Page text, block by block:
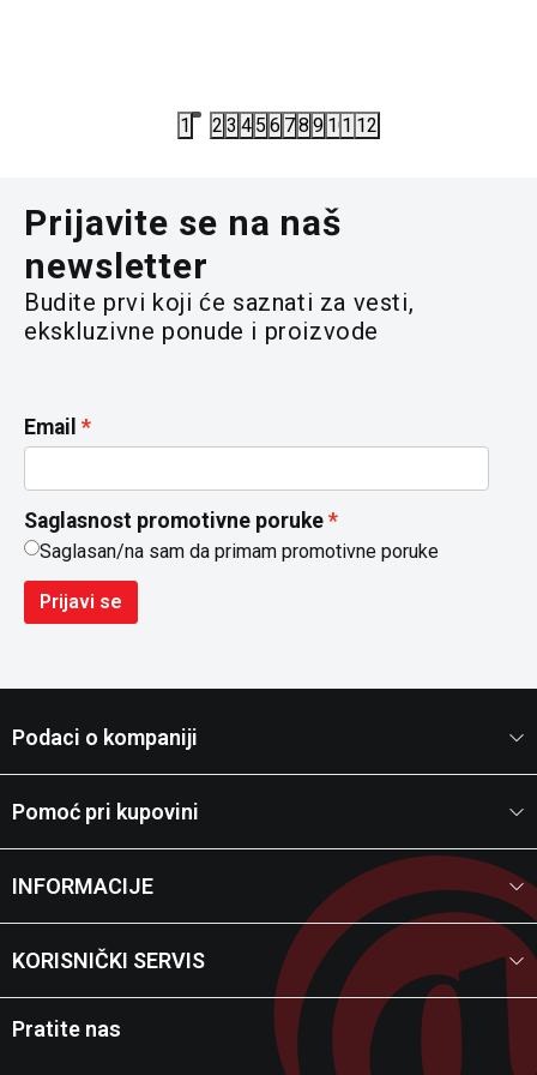
1 2 3 4 5 6 78 9 101112
Prijavite se na naš
newsletter
Budite prvi koji će saznati za vesti,
ekskluzivne ponude i proizvode
Email
Saglasnost promotivne poruke
Saglasan/na sam da primam promotivne poruke
Prijavi se
Podaci o kompaniji
Pomoć pri kupovini
INFORMACIJE
KORISNIČKI SERVIS
Pratite nas